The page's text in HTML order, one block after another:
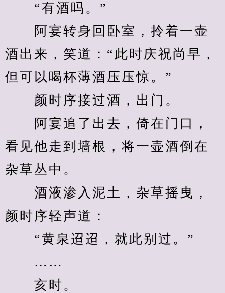
“有酒吗。”
阿宴转身回卧室，拎着一壶
酒出来，笑道：“此时庆祝尚早，
但可以喝杯薄酒压压惊。”
颜时序接过酒，出门。
阿宴追了出去，倚在门口，
看见他走到墙根，将一壶酒倒在
杂草丛中。
酒液渗入泥土，杂草摇曳，
颜时序轻声道：
“黄泉迢迢，就此别过。”
……
亥时。